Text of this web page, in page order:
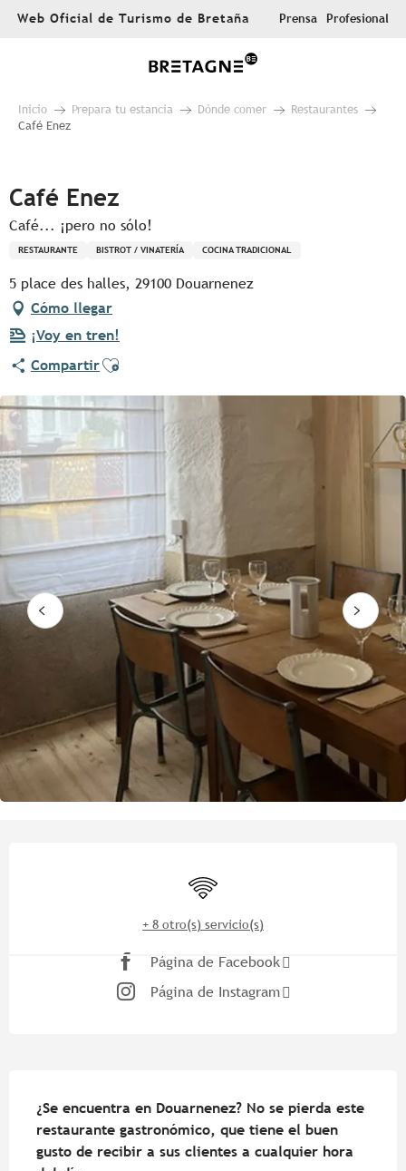
AllerWeb Oficial de Turismo de Bretaña Prensa Profesional
Inicio Prepara tu estancia Dónde comer
Restaurantes
Café Enez
Café Enez
Café... ¡pero no sólo!
RESTAURANTE BISTROT / VINATERÍA COCINA TRADICIONAL
5 place des halles, 29100 Douarnenez
Cómo llegar
¡Voy en tren!
CompartirAjouter aux favoris
Wifi
+ 8 otro(s) servicio(s)
Página de Facebook
Página de Instagram
¿Se encuentra en Douarnenez? No se pierda este
restaurante gastronómico, que tiene el buen
gusto de recibir a sus clientes a cualquier hora